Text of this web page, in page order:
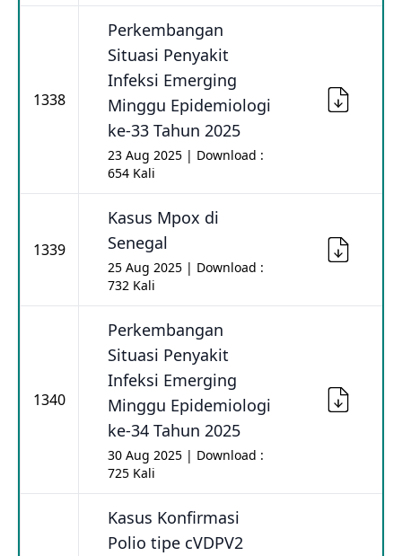
1338
Perkembangan
Situasi Penyakit
Infeksi Emerging
Minggu Epidemiologi
ke-33 Tahun 2025
23 Aug 2025 | Download :
654 Kali
1339
Kasus Mpox di
Senegal
25 Aug 2025 | Download :
732 Kali
1340
Perkembangan
Situasi Penyakit
Infeksi Emerging
Minggu Epidemiologi
ke-34 Tahun 2025
30 Aug 2025 | Download :
725 Kali
Kasus Konfirmasi
Polio tipe cVDPV2